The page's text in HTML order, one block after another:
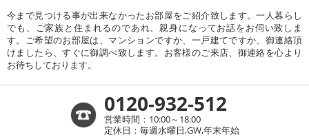
今まで見つける事が出来なかったお部屋をご紹介致します。一人暮らし
でも、ご家族と住まれるのであれ、親身になってお話をお伺い致しま
す。ご希望のお部屋は、マンションですか、一戸建てですか、御連絡頂
けましたら、すぐに御調べ致します。お客様のご来店、御連絡を心より
お待ちしております。
0120-932-512
営業時間：10:00～18:00
定休日：毎週水曜日,GW,年末年始